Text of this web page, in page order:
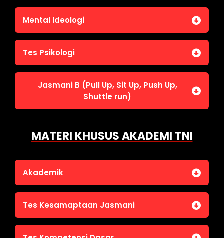
Penalaran Numerik
Pengetahuan Umum (termasuk UU Kepolisian)
Tes Wawasan Kebangsaan
Jasmani A (Lari 12 menit)
Mental Ideologi
Mental Ideologi
Tes Psikologi
Tes Kecerdasan
Tes Kecermatan
Tes Kepribadian
Jasmani B (Pull Up, Sit Up, Push Up,
Shuttle run)
MATERI KHUSUS AKADEMI TNI
Akademik
Bahasa Indonesia
IPA
Tes Kesamaptaan Jasmani
Jasmani A (Lari 12 menit)